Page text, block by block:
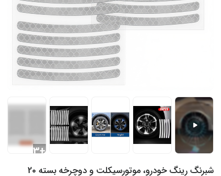
+3
شبرنگ رینگ خودرو، موتورسیکلت و دوچرخه بسته 20